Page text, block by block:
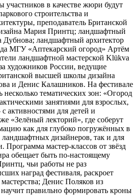
участников в качестве жюри будут
строительства и
преподаватель Британской
Мария Принтц; ландшафтный
Дубнова; ландшафтный архитектор
МГУ «Аптекарский огород» Артём
ландшафтной мастерской Klükva
художников России, ведущие
высшей школы дизайна
и Денис Калашников. На фестивале
несколько тематических зон: «Огород
занятиями для взрослых,
активностями для детей и
«Зелёный лекторий», где соберут
как для глубоко погружённых в
ландшафтных дизайнеров, так и для
Программа мастер-классов от звёзд
обещает быть по-настоящему
чьи работы не раз
наград фестиваля, раскроет
Денис Поляков из
правильно формировать кроны